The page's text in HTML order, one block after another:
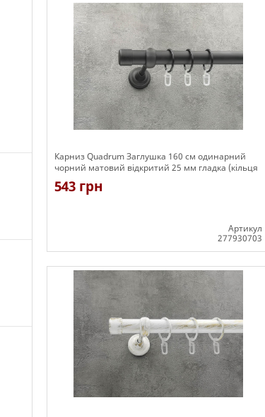
Карниз Quadrum Заглушка 160 см одинарний
чорний матовий відкритий 25 мм гладка (кільця
з гачками)
543 грн
Артикул
277930703